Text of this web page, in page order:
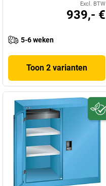
Excl. BTW
939,- €
5-6 weken
Toon 2 varianten